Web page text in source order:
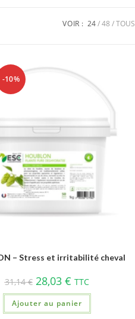
VOIR : 24 48 TOUS
-10%
– Stress et irritabilité cheval
31,14€ 28,03 € TTC
Ajouter au panier